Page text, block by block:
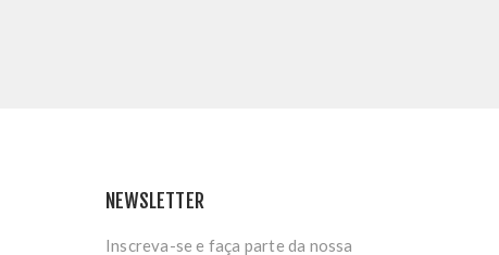
NEWSLETTER
Inscreva-se e faça parte da nossa